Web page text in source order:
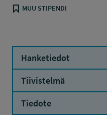
MUU STIPENDI
Hanketiedot
Tiivistelmä
Tiedote